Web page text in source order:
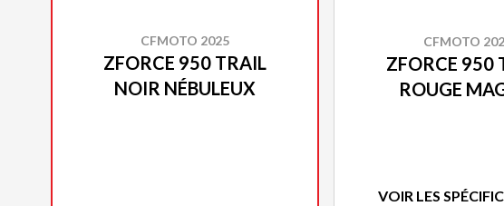
CFMOTO 2025
ZFORCE 950 TRAIL
NOIR NÉBULEUX
CFMOTO
ZFORCE 950
ROUGE
VOIR LES